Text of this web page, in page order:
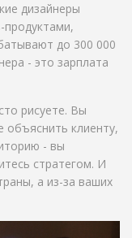
дизайнеры
продуктами,
до 300 000
- это зарплата
рисуете. Вы
объяснить клиенту,
- вы
стратегом. И
а из-за ваших